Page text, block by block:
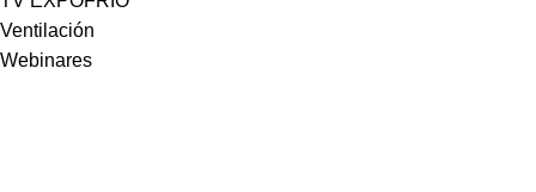
Ventilación
Webinares